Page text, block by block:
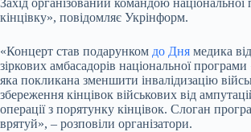
Захід організований командою
кінцівку», повідомляє Укрінформ.
«Концерт став подарунком до Дня медика
зіркових амбасадорів національної
яка покликана зменшити інвалідизацію
збереження кінцівок військових від
операції з порятунку кінцівок. Слоган
врятуй», – розповіли організатори.